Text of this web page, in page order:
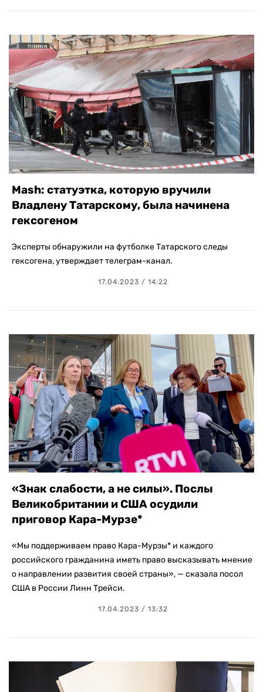
Mash: статуэтка, которую вручили
Владлену Татарскому, была начинена
гексогеном
Эксперты обнаружили на футболке Татарского следы
гексогена, утверждает телеграм-канал.
17.04.2023 / 14:22
«Знак слабости, а не силы». Послы
Великобритании и США осудили
приговор Кара-Мурзе*
«Мы поддерживаем право Кара-Мурзы* и каждого
российского гражданина иметь право высказывать мнение
о направлении развития своей страны», — сказала посол
США в России Линн Трейси.
17.04.2023 / 13:32